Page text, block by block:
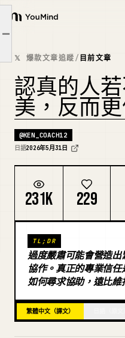
YouMind
概覽
使用案例
技能
提示詞
定價
下載
部落格
更新
𝕏 爆款文章追蹤/ 目前文章
認真的人
美，反而
@KEN_COACH12
日語2026年5月31日
231K 229
TL;DR
過度嚴肅可能會營造
協作。真正的專業信
如何尋求協助，遠比
繁體中文（譯文）